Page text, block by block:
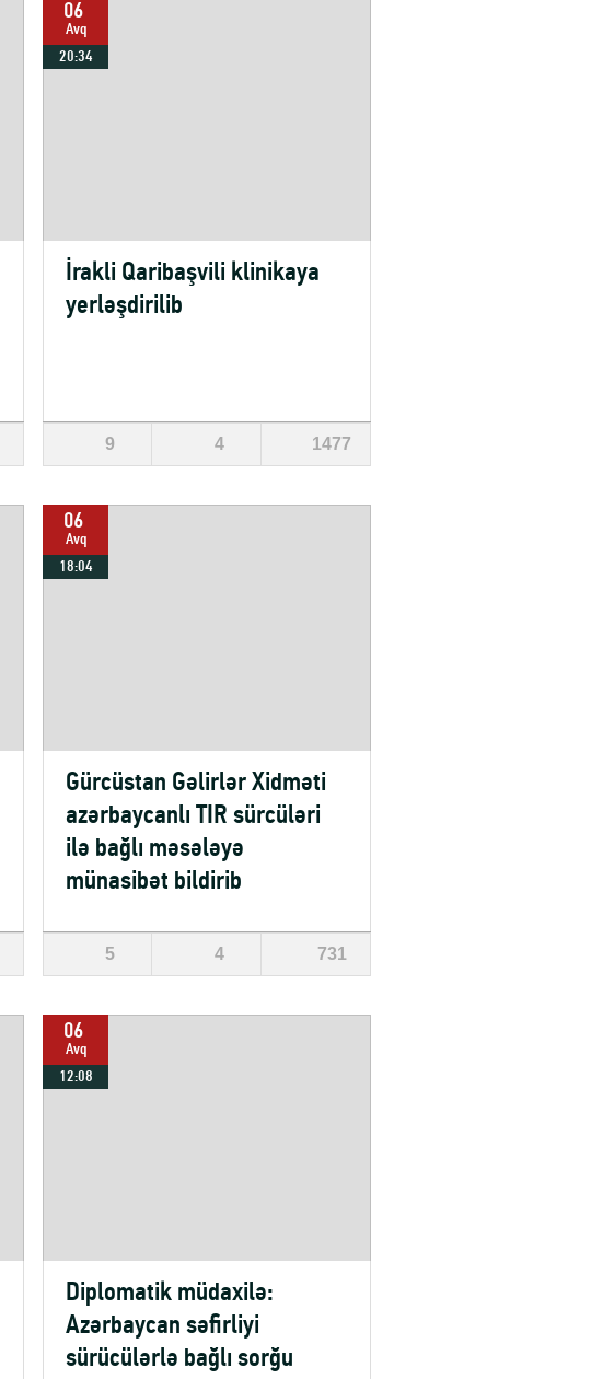
06
Avq
20:34
İrakli Qaribaşvili klinikaya
yerləşdirilib
9 4 1477
06
Avq
18:04
Gürcüstan Gəlirlər Xidməti
azərbaycanlı TIR sürcüləri
ilə bağlı məsələyə
münasibət bildirib
5 4 731
06
Avq
12:08
Diplomatik müdaxilə:
Azərbaycan səfirliyi
sürücülərlə bağlı sorğu